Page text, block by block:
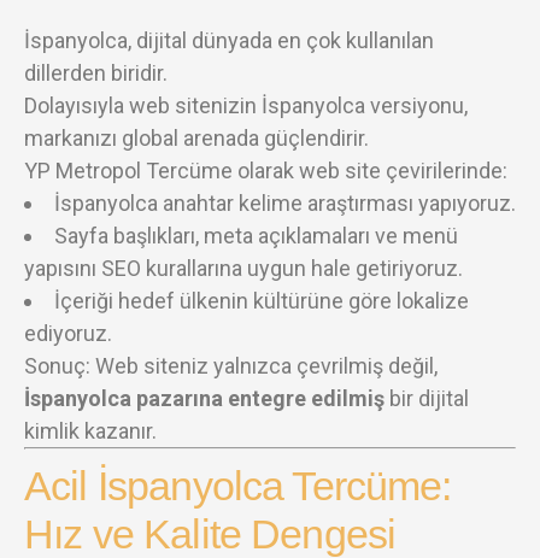
İspanyolca, dijital dünyada en çok kullanılan
dillerden biridir.
Dolayısıyla web sitenizin İspanyolca versiyonu,
markanızı global arenada güçlendirir.
YP Metropol Tercüme olarak web site çevirilerinde:
İspanyolca anahtar kelime araştırması yapıyoruz.
Sayfa başlıkları, meta açıklamaları ve menü
yapısını SEO kurallarına uygun hale getiriyoruz.
İçeriği hedef ülkenin kültürüne göre lokalize
ediyoruz.
Sonuç: Web siteniz yalnızca çevrilmiş değil,
İspanyolca pazarına entegre edilmiş bir dijital
kimlik kazanır.
Acil İspanyolca Tercüme:
Hız ve Kalite Dengesi